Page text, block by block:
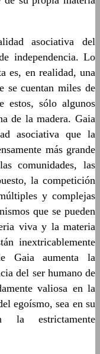
asociativa del
independencia. Lo
es, en realidad, una
se cuentan miles de
estos, sólo algunos
de la madera. Gaia
asociativa que la
más grande
comunidades, las
la competición
y complejas
que se pueden
viva y la materia
inextricablemente
Gaia aumenta la
del ser humano de
valiosa en la
egoísmo, sea en su
la estrictamente